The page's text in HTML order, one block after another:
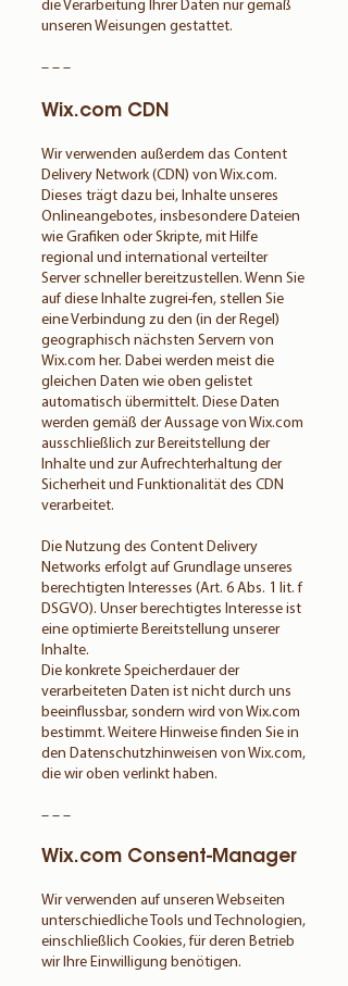
die Verarbeitung Ihrer Daten nur gemäß
unseren Weisungen gestattet.
– – –
Wix.com CDN
Wir verwenden außerdem das Content
Delivery Network (CDN) von Wix.com.
Dieses trägt dazu bei, Inhalte unseres
Onlineangebotes, insbesondere Dateien
wie Grafiken oder Skripte, mit Hilfe
regional und international verteilter
Server schneller bereitzustellen. Wenn Sie
auf diese Inhalte zugrei-fen, stellen Sie
eine Verbindung zu den (in der Regel)
geographisch nächsten Servern von
Wix.com her. Dabei werden meist die
gleichen Daten wie oben gelistet
automatisch übermittelt. Diese Daten
werden gemäß der Aussage von Wix.com
ausschließlich zur Bereitstellung der
Inhalte und zur Aufrechterhaltung der
Sicherheit und Funktionalität des CDN
verarbeitet.
Die Nutzung des Content Delivery
Networks erfolgt auf Grundlage unseres
berechtigten Interesses (Art. 6 Abs. 1 lit. f
DSGVO). Unser berechtigtes Interesse ist
eine optimierte Bereitstellung unserer
Inhalte.
Die konkrete Speicherdauer der
verarbeiteten Daten ist nicht durch uns
beeinflussbar, sondern wird von Wix.com
bestimmt. Weitere Hinweise finden Sie in
den Datenschutzhinweisen von Wix.com,
die wir oben verlinkt haben.
– – –
Wix.com Consent-Manager
Wir verwenden auf unseren Webseiten
unterschiedliche Tools und Technologien,
einschließlich Cookies, für deren Betrieb
wir Ihre Einwilligung benötigen.